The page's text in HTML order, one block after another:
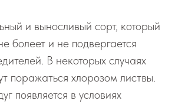
и выносливый сорт, который
болеет и не подвергается
В некоторых случаях
поражаться хлорозом листвы.
появляется в условиях